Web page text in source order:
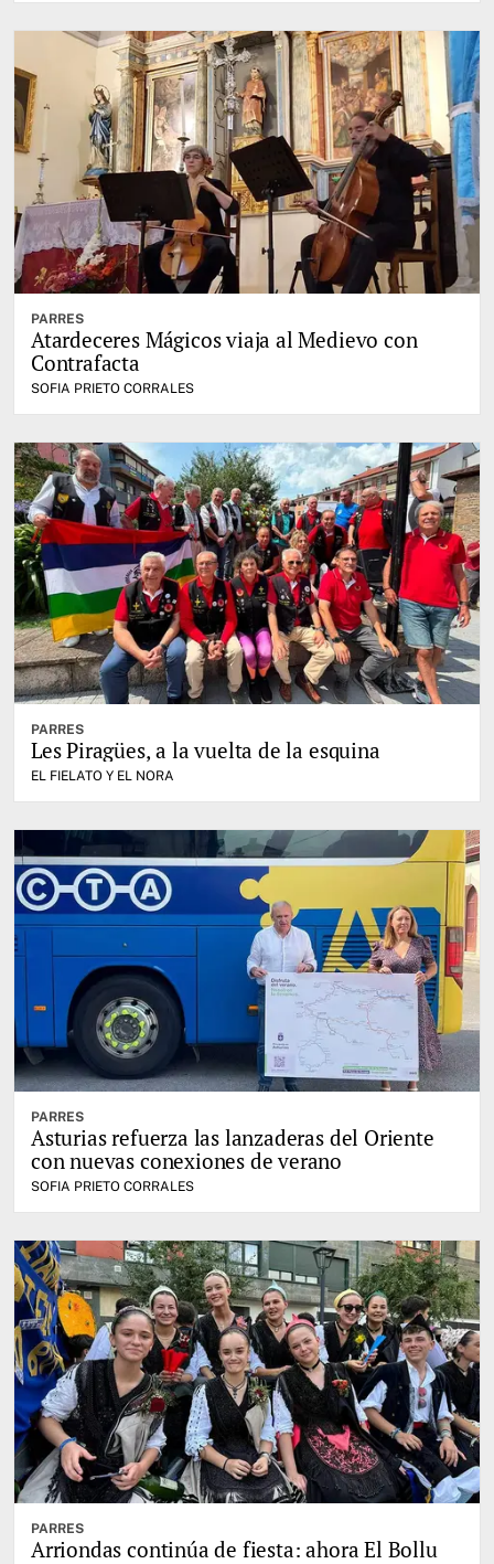
PARRES
Atardeceres Mágicos viaja al Medievo con
Contrafacta
SOFIA PRIETO CORRALES
PARRES
Les Piragües, a la vuelta de la esquina
EL FIELATO Y EL NORA
PARRES
Asturias refuerza las lanzaderas del Oriente
con nuevas conexiones de verano
SOFIA PRIETO CORRALES
PARRES
Arriondas continúa de fiesta: ahora El Bollu